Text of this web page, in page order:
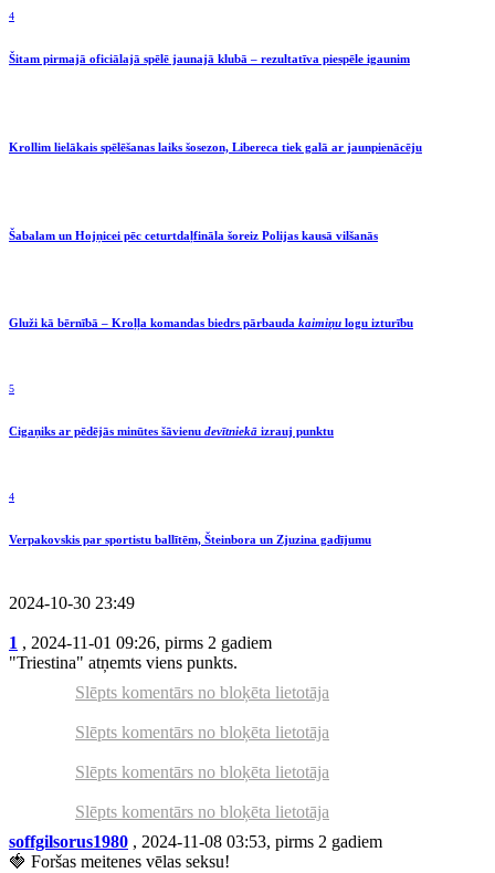
4
Šitam pirmajā oficiālajā spēlē jaunajā klubā – rezultatīva piespēle igaunim
Krollim lielākais spēlēšanas laiks šosezon, Libereca tiek galā ar jaunpienācēju
Šabalam un Hojņicei pēc ceturtdaļfināla šoreiz Polijas kausā vilšanās
Gluži kā bērnībā – Kroļļa komandas biedrs pārbauda kaimiņu logu izturību
5
Cigaņiks ar pēdējās minūtes šāvienu devītniekā izrauj punktu
4
Verpakovskis par sportistu ballītēm, Šteinbora un Zjuzina gadījumu
2024-10-30 23:49
1 , 2024-11-01 09:26, pirms 2 gadiem
"Triestina" atņemts viens punkts.
Slēpts komentārs no bloķēta lietotāja
Slēpts komentārs no bloķēta lietotāja
Slēpts komentārs no bloķēta lietotāja
Slēpts komentārs no bloķēta lietotāja
soffgilsorus1980 , 2024-11-08 03:53, pirms 2 gadiem
🍓 Foršas meitenes vēlas seksu!